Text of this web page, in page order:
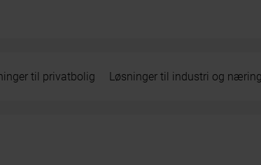
til privatbolig Løsninger til industri og